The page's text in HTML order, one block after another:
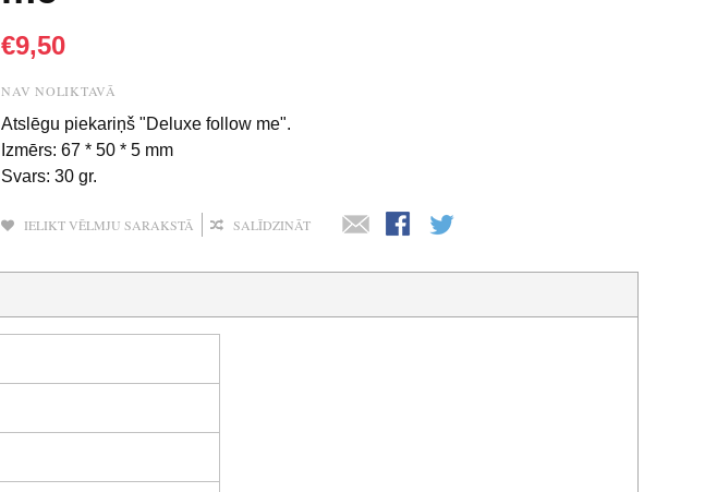
€9,50
NAV NOLIKTAVĀ
Atslēgu piekariņš "Deluxe follow me".
Izmērs: 67 * 50 * 5 mm
Svars: 30 gr.
IELIKT VĒLMJU SARAKSTĀ SALĪDZINĀT